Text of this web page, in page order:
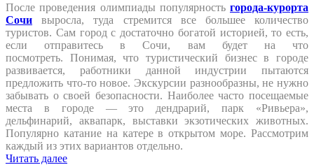
После проведения олимпиады популярность города-курорта
Сочи выросла, туда стремится все большее количество
туристов. Сам город с достаточно богатой историей, то есть,
если отправитесь в Сочи, вам будет на что
посмотреть. Понимая, что туристический бизнес в городе
развивается, работники данной индустрии пытаются
предложить что-то новое. Экскурсии разнообразны, не нужно
забывать о своей безопасности. Наиболее часто посещаемые
места в городе — это дендрарий, парк «Ривьера»,
дельфинарий, аквапарк, выставки экзотических животных.
Популярно катание на катере в открытом море. Рассмотрим
каждый из этих вариантов отдельно.
Читать далее